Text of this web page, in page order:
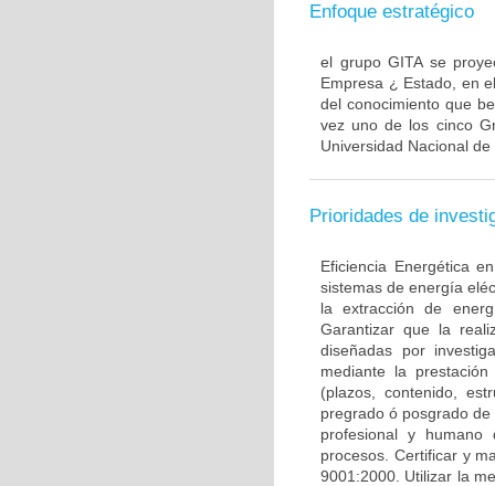
Enfoque estratégico
el grupo GITA se
Empresa ¿ Estado, en
del conocimiento que
vez uno de los cinco
Universidad Nacional
Prioridades de
Eficiencia Energética
sistemas de energía
la extracción de
Garantizar que la
diseñadas por
mediante la
(plazos, contenido,
pregrado ó posgrado
profesional y
procesos. Certificar y
9001:2000. Utilizar la